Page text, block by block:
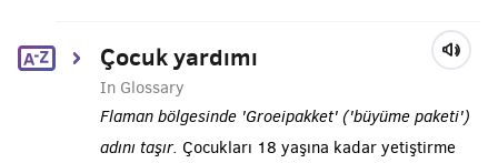
Çocuk yardımı
In Glossary
Flaman bölgesinde 'Groeipakket' ('büyüme paketi')
adını taşır. Çocukları 18 yaşına kadar yetiştirme